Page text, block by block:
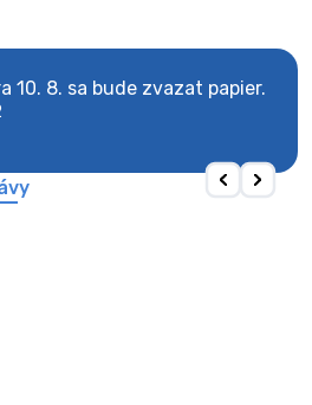
10. 8. sa bude zvazat papier.